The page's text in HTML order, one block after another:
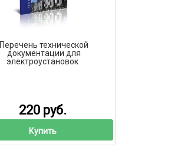
Перечень технической
документации для
электроустановок
220 руб.
Купить